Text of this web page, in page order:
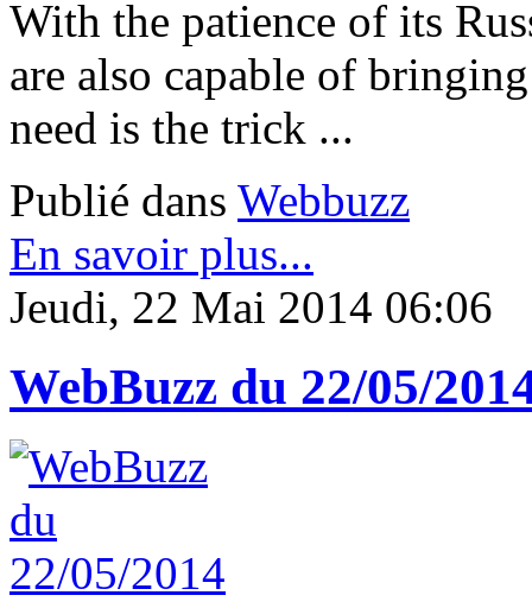
With the patience of its
are also capable of
need is the trick ...
Publié dans Webbuzz
En savoir plus...
Jeudi, 22 Mai 2014 06:06
WebBuzz du 22/05/